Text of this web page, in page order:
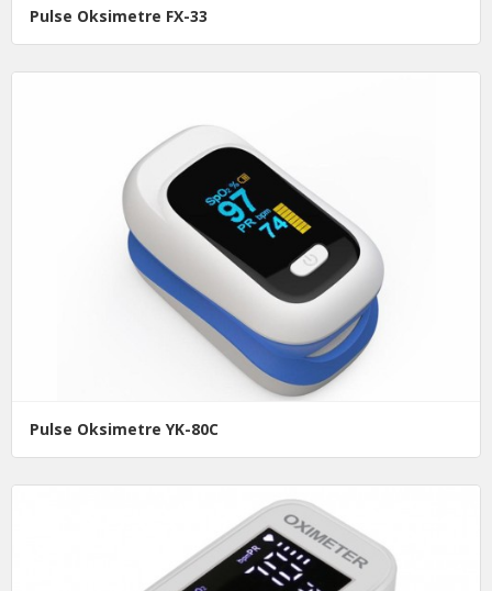
Pulse Oksimetre FX-33
Pulse Oksimetre YK-80C